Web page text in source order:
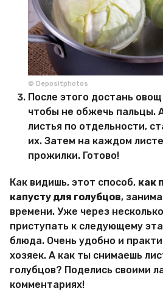
© Depositphotos
После этого достань
чтобы не обжечь пальцы.
листья по отдельности,
их. Затем на каждом
прожилки. Готово!
Как видишь, этот способ, как
капусту для голубцов,
времени. Уже через
приступать к следующему
блюда. Очень удобно и
хозяек. А как ты снимаешь
голубцов? Поделись своими
комментариях!